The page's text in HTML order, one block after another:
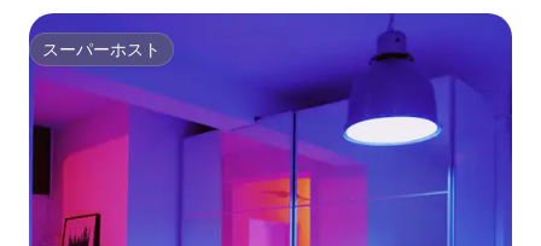
スーパーホスト
スーパーホスト